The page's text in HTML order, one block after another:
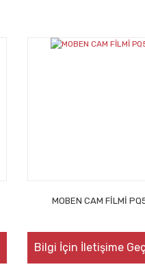
MOBEN CAM FİLMİ
Bilgi İçin İletişime